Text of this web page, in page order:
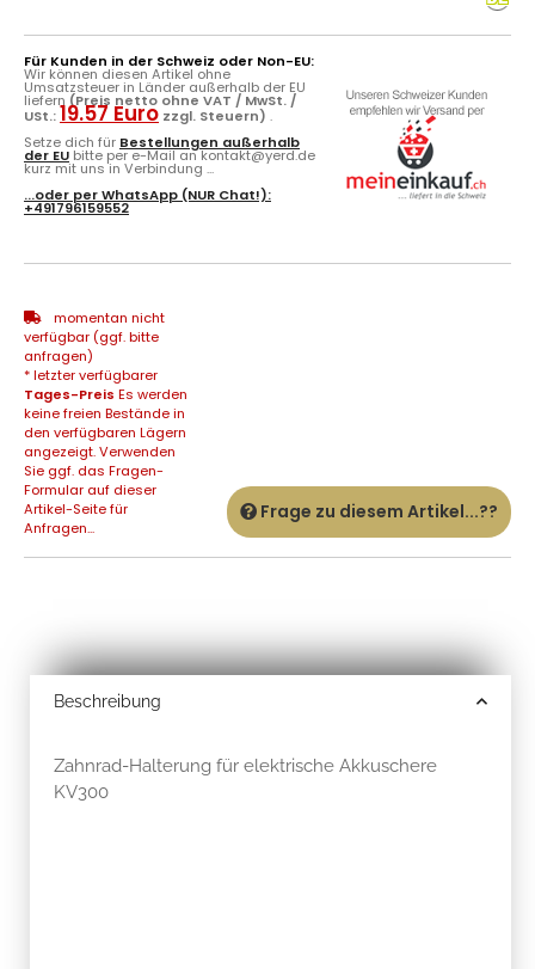
Für Kunden in der Schweiz oder Non-EU:
Wir können diesen Artikel ohne
Umsatzsteuer in Länder außerhalb der EU
liefern (Preis netto ohne VAT / MwSt. /
USt.:19.57 Euro zzgl. Steuern) .
Setze dich für Bestellungen außerhalb
der EU bitte per e-Mail an kontakt@yerd.de
kurz mit uns in Verbindung ...
...oder perWhatsApp (NUR Chat!):
+491796159552
momentan nicht
verfügbar (ggf. bitte
anfragen)
* letzter verfügbarer
Tages-Preis Es werden
keine freien Bestände in
den verfügbaren Lägern
angezeigt. Verwenden
Sie ggf. das Fragen-
Formular auf dieser
Artikel-Seite für
Anfragen...
Frage zu diesem Artikel...??
Beschreibung
Zahnrad-Halterung für elektrische Akkuschere
KV300